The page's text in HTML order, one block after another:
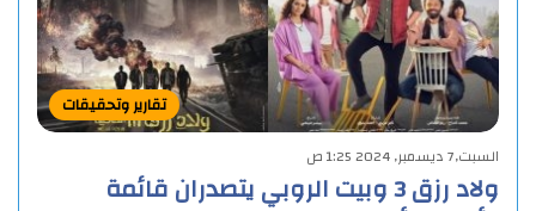
تقارير وتحقيقات
السبت,7 ديسمبر, 2024 1:25 ص
ولاد رزق 3 وبيت الروبي يتصدران قائمة